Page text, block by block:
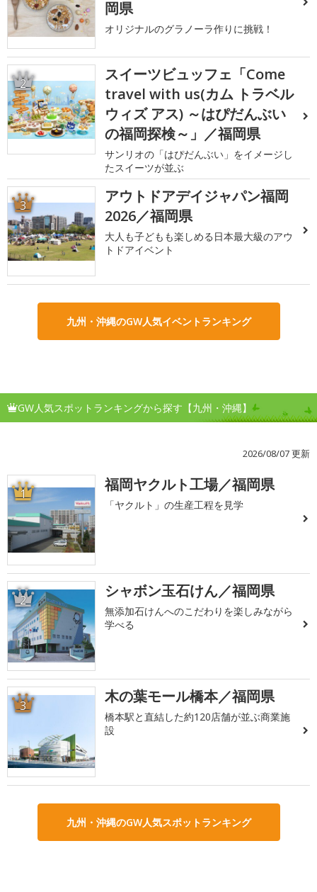
岡県
オリジナルのグラノーラ作りに挑戦！
2
スイーツビュッフェ「Come
travel with us(カム トラベル
ウィズ アス) ～はぴだんぶい
の福岡探検～」／福岡県
サンリオの「はぴだんぶい」をイメージし
たスイーツが並ぶ
3
アウトドアデイジャパン福岡
2026／福岡県
大人も子どもも楽しめる日本最大級のアウ
トドアイベント
九州・沖縄のGW人気イベントランキング
GW人気スポットランキングから探す【九州・沖縄】
2026/08/07 更新
1 福岡ヤクルト工場／福岡県
「ヤクルト」の生産工程を見学
2 シャボン玉石けん／福岡県
無添加石けんへのこだわりを楽しみながら
学べる
3 木の葉モール橋本／福岡県
橋本駅と直結した約120店舗が並ぶ商業施
設
九州・沖縄のGW人気スポットランキング